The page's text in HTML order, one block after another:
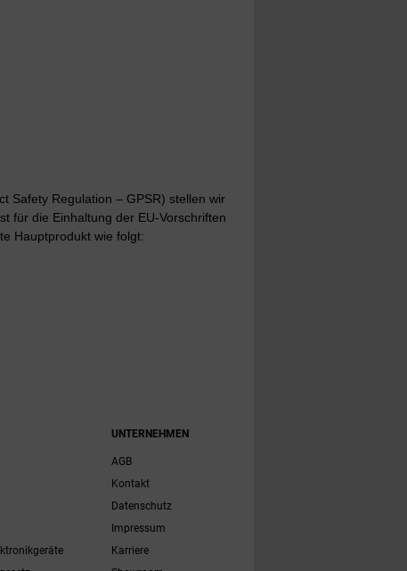
Safety Regulation – GPSR) stellen wir
für die Einhaltung der EU-Vorschriften
Hauptprodukt wie folgt:
UNTERNEHMEN
AGB
Kontakt
Datenschutz
Impressum
Karriere